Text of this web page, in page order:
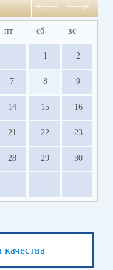
пт сб вс
1 2
7 8 9
14 15 16
21 22 23
28 29 30